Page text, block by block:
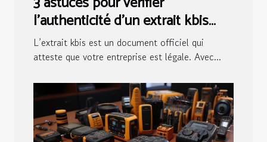
l’authenticité d’un extrait kbis
numérique
L’extrait kbis est un document officiel qui
atteste que votre entreprise est légale. Avec...